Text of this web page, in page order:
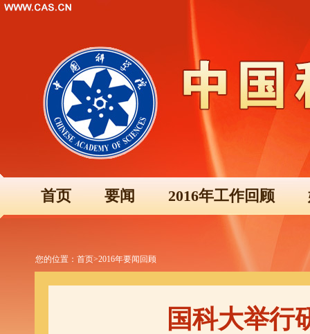
首页 要闻 2016年工作回顾
您的位置： 首页>2016年要闻回顾
国科大举行